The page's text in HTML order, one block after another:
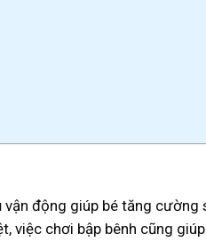
động giúp bé tăng
việc chơi bập bênh cũng